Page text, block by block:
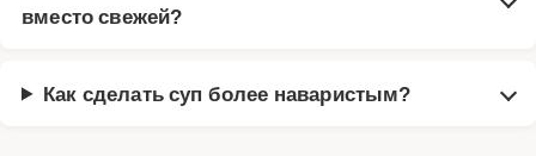
вместо свежей?
Как сделать суп более наваристым?